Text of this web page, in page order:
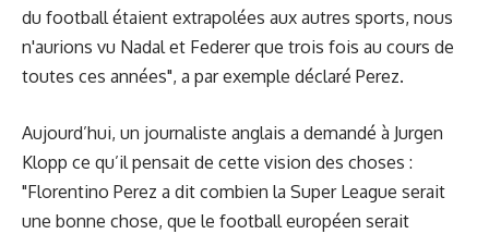
du football étaient extrapolées aux autres sports, nous
n'aurions vu Nadal et Federer que trois fois au cours de
toutes ces années", a par exemple déclaré Perez.
Aujourd’hui, un journaliste anglais a demandé à Jurgen
Klopp ce qu’il pensait de cette vision des choses :
"Florentino Perez a dit combien la Super League serait
une bonne chose, que le football européen serait